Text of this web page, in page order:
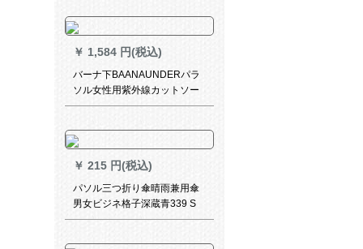
￥ 1,584 円(税込)
バーナ下BAANAUNDERパラ
ソル女性用紫外線カットソー
ル晴雨兼用ミニ二階アンソス
￥ 215 円(税込)
パソル三つ折り傘晴雨兼用傘
男女ビジネ格子深蔵青339 S